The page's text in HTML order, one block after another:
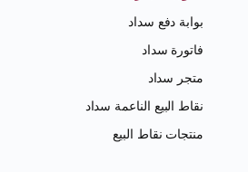
بوابة دفع سداد
فاتورة سداد
متجر سداد
نقاط البيع الناعمة سداد
منتجات نقاط البيع